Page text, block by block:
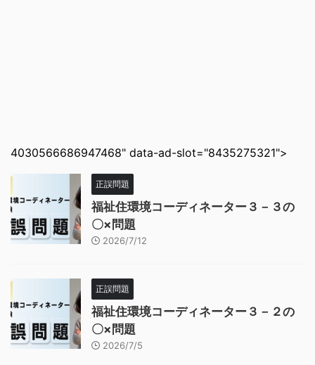
4030566686947468" data-ad-slot="8435275321">
正誤問題
福祉住環境コーディネーター３－３の
〇×問題
2026/7/12
正誤問題
福祉住環境コーディネーター３－２の
〇×問題
2026/7/5